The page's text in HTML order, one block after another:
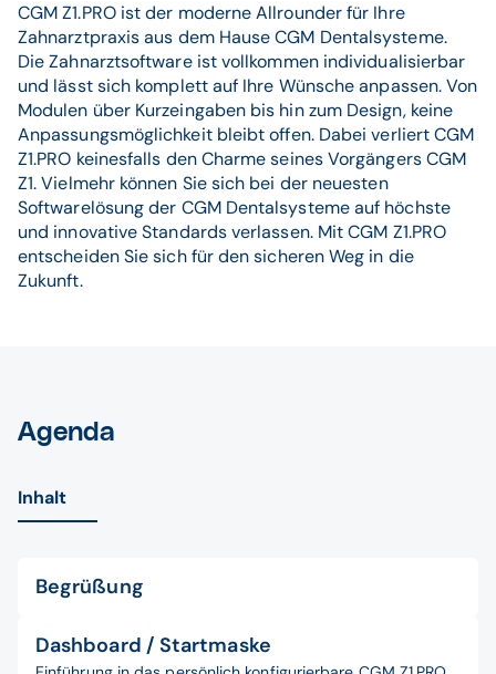
CGM Z1.PRO ist der moderne Allrounder für Ihre
Zahnarztpraxis aus dem Hause CGM Dentalsysteme.
Die Zahnarztsoftware ist vollkommen individualisierbar
und lässt sich komplett auf Ihre Wünsche anpassen. Von
Modulen über Kurzeingaben bis hin zum Design, keine
Anpassungsmöglichkeit bleibt offen. Dabei verliert CGM
Z1.PRO keinesfalls den Charme seines Vorgängers CGM
Z1. Vielmehr können Sie sich bei der neuesten
Softwarelösung der CGM Dentalsysteme auf höchste
und innovative Standards verlassen. Mit CGM Z1.PRO
entscheiden Sie sich für den sicheren Weg in die
Zukunft.
Agenda
Inhalt
Begrüßung
Dashboard / Startmaske